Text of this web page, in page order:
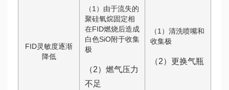
FID灵敏度逐渐
降低
（1）由于流失的
聚硅氧烷固定相
在FID燃烧后造成
白色SiO附于收集
极
（2）燃气压力
不足
（1）清洗喷嘴和
收集极
（2）更换气瓶